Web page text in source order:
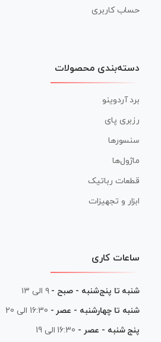
حساب کاربری
دسته‌بندی محصولات
برد آردوینو
رزبری پای
سنسورها
ماژول‌ها
قطعات رباتیک
ابزار و تجهیزات
ساعات کاری
شنبه تا پنج‌شنبه - صبح - ۹ الی ۱۳
شنبه تا چهارشنبه - عصر - 16:30 الی 20
پنج شنبه - عصر - 16:30 الی 19